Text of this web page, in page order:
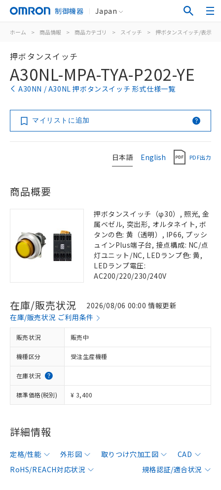
制御機器 Japan
ホーム > 商品情報 > 商品カテゴリ > スイッチ > 押ボタンスイッチ/表示灯
押ボタンスイッチ
A30NL-MPA-TYA-P202-YE
A30NN / A30NL 押ボタンスイッチ 形式仕様一覧
マイリストに追加
日本語 English PDF出力
商品概要
押ボタンスイッチ（φ30）, 照光, 金
属ベゼル, 突出形, オルタネイト, ボ
タンの色: 黄（透明）, IP66, プッシ
ュインPlus端子台, 接点構成: NC/点
灯ユニット/NC, LEDランプ色: 黄,
LEDランプ電圧:
AC200/220/230/240V
在庫/販売状況
2026/08/06 00:00 情報更新
在庫/販売状況 ご利用条件
販売状況 販売中
機種区分 受注生産機種
在庫状況
標準価格(税別) ¥ 3,400
詳細情報
定格/性能 外形図 取りつけ穴加工図
CAD
RoHS/REACH対応状況
規格認証/適合状況